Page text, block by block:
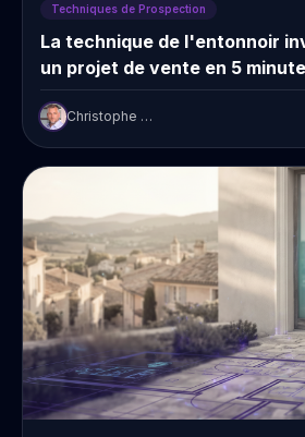
Techniques de Prospection
La technique de l'entonnoir
un projet de vente en 5
Christophe Prudent